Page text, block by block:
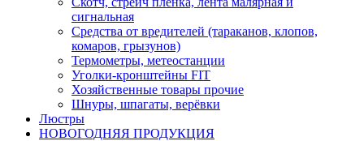
сигнальная
Средства от вредителей (тараканов, клопов,
комаров, грызунов)
Термометры, метеостанции
Уголки-кронштейны FIT
Хозяйственные товары прочие
Шнуры, шпагаты, верёвки
Люстры
НОВОГОДНЯЯ ПРОДУКЦИЯ